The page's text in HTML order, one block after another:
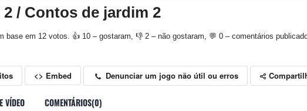
2 / Contos de jardim 2
base em 12 votos. 👍 10 – gostaram, 👎 2 – não gostaram, 💬 0 – comentários
<> Embed Denunciar um jogo não útil ou erros
VÍDEO COMENTÁRIOS(0)